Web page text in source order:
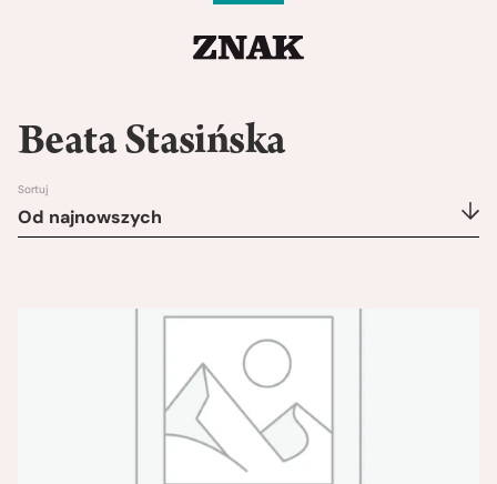
Beata Stasińska
Sortuj
Od najnowszych